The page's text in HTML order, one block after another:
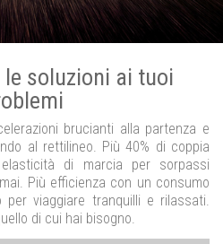
soluzioni ai tuoi
brucianti alla partenza e
al rettilineo. Più 40% di coppia
di marcia per sorpassi
Più efficienza con un consumo
viaggiare tranquilli e rilassati.
di cui hai bisogno.